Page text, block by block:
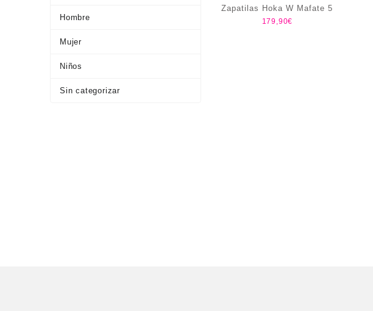
Hombre
Mujer
Niños
Sin categorizar
Zapatilas Hoka W Mafate 5
179,90€